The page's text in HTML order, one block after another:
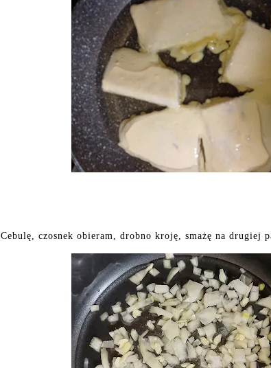
Cebulę, czosnek obieram, drobno kroję, smażę na drugiej